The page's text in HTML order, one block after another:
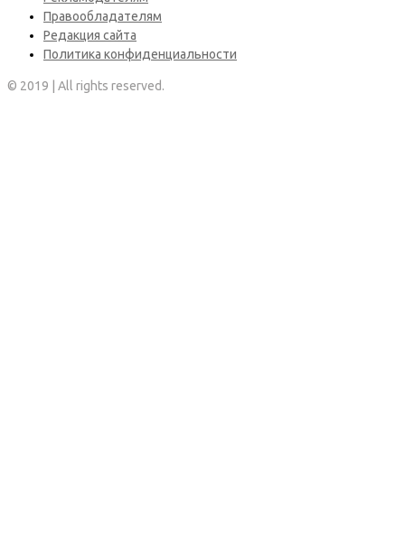
Правообладателям
Редакция сайта
Политика конфиденциальности
© 2019 | All rights reserved.